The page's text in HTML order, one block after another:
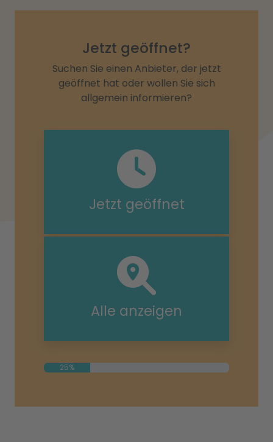
Jetzt geöffnet?
Suchen Sie einen Anbieter, der jetzt
geöffnet hat oder wollen Sie sich
allgemein informieren?
Jetzt geöffnet
Alle anzeigen
25%